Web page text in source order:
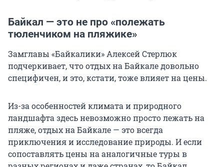
Байкал — это не про «полежать
тюленчиком на пляжике»
Замглавы «Байкалики» Алексей Стерлюк
подчеркивает, что отдых на Байкале довольно
специфичен, и это, кстати, тоже влияет на цены.
Из-за особенностей климата и природного
ландшафта здесь невозможно просто лежать на
пляже, отдых на Байкале — это всегда
приключения и исследование природы. И если
сопоставлять цены на аналогичные туры в